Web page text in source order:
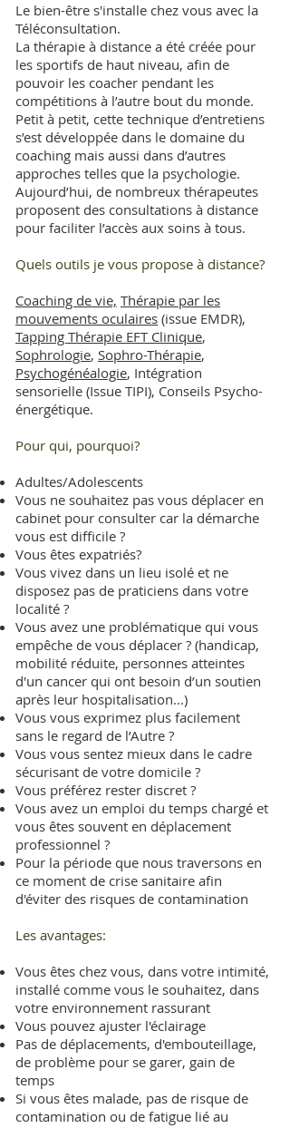
Le bien-être s'installe chez vous avec la
Téléconsultation.
La thérapie à distance a été créée pour
les sportifs de haut niveau, afin de
pouvoir les coacher pendant les
compétitions à l’autre bout du monde.
Petit à petit, cette technique d’entretiens
s’est développée dans le domaine du
coaching mais aussi dans d’autres
approches telles que la psychologie.
Aujourd’hui, de nombreux thérapeutes
proposent des consultations à distance
pour faciliter l’accès aux soins à tous.
Quels outils je vous propose à distance?
Coaching de vie, Thérapie par les
mouvements oculaires (issue EMDR),
Tapping Thérapie EFT Clinique,
Sophrologie, Sophro-Thérapie,
Psychogénéalogie, Intégration
sensorielle (Issue TIPI), Conseils Psycho-
énergétique.
Pour qui, pourquoi?
Adultes/Adolescents
Vous ne souhaitez pas vous déplacer en
cabinet pour consulter car la démarche
vous est difficile ?
Vous êtes expatriés?
Vous vivez dans un lieu isolé et ne
disposez pas de praticiens dans votre
localité ?
Vous avez une problématique qui vous
empêche de vous déplacer ? (handicap,
mobilité réduite, personnes atteintes
d'un cancer qui ont besoin d’un soutien
après leur hospitalisation...)
Vous vous exprimez plus facilement
sans le regard de l’Autre ?
Vous vous sentez mieux dans le cadre
sécurisant de votre domicile ?
Vous préférez rester discret ?
Vous avez un emploi du temps chargé et
vous êtes souvent en déplacement
professionnel ?
Pour la période que nous traversons en
ce moment de crise sanitaire afin
d'éviter des risques de contamination
Les avantages:
Vous êtes chez vous, dans votre intimité,
installé comme vous le souhaitez, dans
votre environnement rassurant
Vous pouvez ajuster l'éclairage
Pas de déplacements, d'embouteillage,
de problème pour se garer, gain de
temps
Si vous êtes malade, pas de risque de
contamination ou de fatigue lié au